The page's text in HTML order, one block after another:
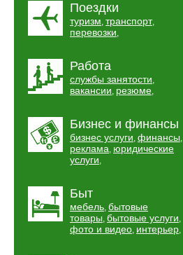
Поездки
туризм, транспорт,
перевозки,
Работа
службы занятости,
вакансии, резюме,
Бизнес и финансы
бизнес услуги, финансы,
реклама, юридические
услуги,
Быт
мебель, бытовые
товары, бытовые услуги,
фото и видео, интерьер,